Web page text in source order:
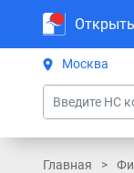
Москва
Главная